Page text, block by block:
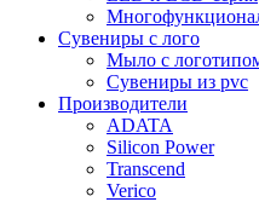
Сувениры с лого
Мыло с
Сувениры из pvc
Производители
ADATA
Silicon Power
Transcend
Verico